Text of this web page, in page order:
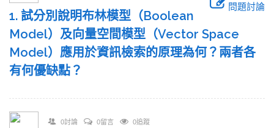
問題討論
1. 試分別說明布林模型（Boolean
Model）及向量空間模型（Vector Space
Model）應用於資訊檢索的原理為何？兩者各
有何優缺點？
0討論 0留言 0追蹤